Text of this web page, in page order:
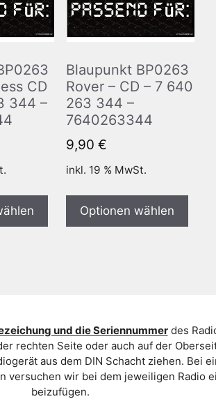
CD
344 –
Blaupunkt BP0263
Rover – CD – 7 640
263 344 –
7640263344
9,90 €
inkl. 19 % MwSt.
Optionen wählen
und die Seriennummerdes
rechten Seite oder auch auf der
aus dem DIN Schacht ziehen. Bei
versuchen wir bei dem jeweiligen Radio
beizufügen.